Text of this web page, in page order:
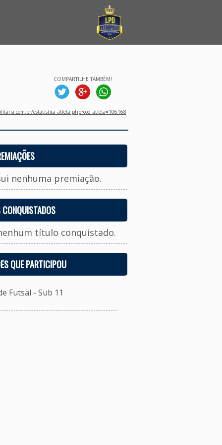
COMPARTILHE TAMBÉM!
estatistica_atleta.php?cod_atleta=106168
nenhuma premiação.
título conquistado.
QUE PARTICIPOU
Futsal - Sub 11